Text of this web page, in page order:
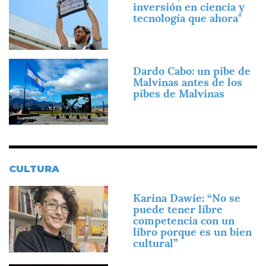
inversión en ciencia y
tecnología que ahora"
Imagen
Dardo Cabo: un pibe de
Malvinas antes de los
pibes de Malvinas
CULTURA
Imagen
Karina Dawie: “No se
puede tener libre
competencia con un
libro porque es un bien
cultural”